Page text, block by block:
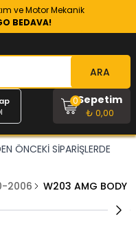
ve Motor Mekanik
BEDAVA!
ARA
Sepetim
₺ 0,00
0
ÖNCEKİ SİPARİŞLERDE
2006 W203 AMG BODY